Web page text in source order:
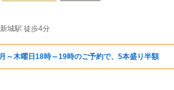
城駅 徒歩4分
月～木曜日18時～19時のご予約で、5本盛り半額